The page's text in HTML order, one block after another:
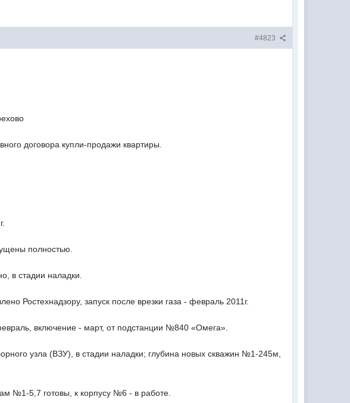
#4823
договора купли-продажи квартиры.
полностью.
в стадии наладки.
Ростехнадзору, запуск после врезки газа - февраль 2011г.
включение - март, от подстанции №840 «Омега».
узла (ВЗУ), в стадии наладки; глубина новых скважин №1-245м,
№1-5,7 готовы, к корпусу №6 - в работе.